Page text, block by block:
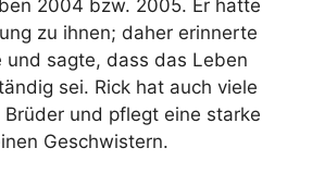
2004 bzw. 2005. Er hatte
zu ihnen; daher erinnerte
und sagte, dass das Leben
sei. Rick hat auch viele
und pflegt eine starke
Geschwistern.